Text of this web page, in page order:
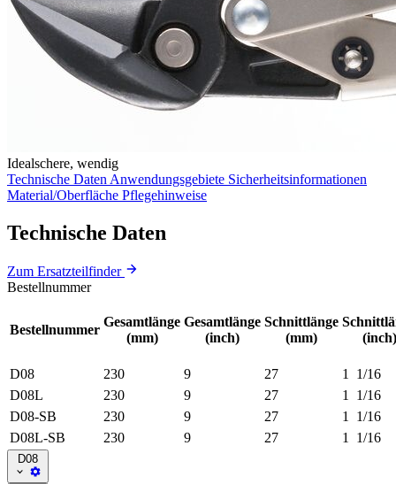
Idealschere, wendig
Technische Daten Anwendungsgebiete Sicherheitsinformationen
Material/Oberfläche Pflegehinweise
Technische Daten
Zum Ersatzteilfinder
Bestellnummer
Bestellnummer
Gesamtlänge
(mm)
Gesamtlänge
(inch)
Schnittlänge
(mm)
(inch)
D08 230 9 27
1 1/16
D08L
230 9 27
1 1/16
D08-SB
230 9 27
1 1/16
D08L-SB
230 9 27 1 1/16
D08